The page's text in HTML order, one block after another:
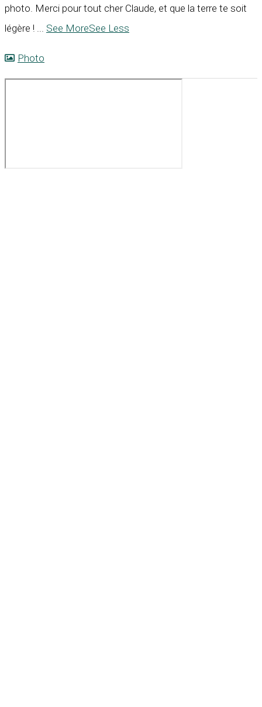
photo. Merci pour tout cher Claude, et que la terre te soit
légère ! ... See MoreSee Less
Photo